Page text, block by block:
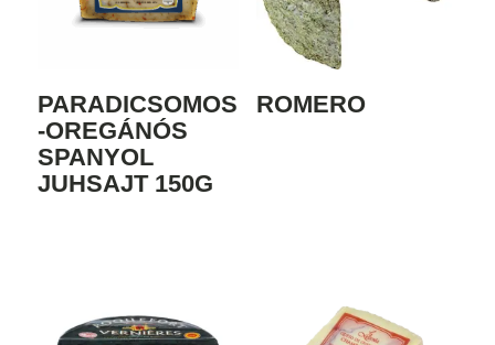
PARADICSOMOS
-OREGÁNÓS
SPANYOL
JUHSAJT 150G
ROMERO